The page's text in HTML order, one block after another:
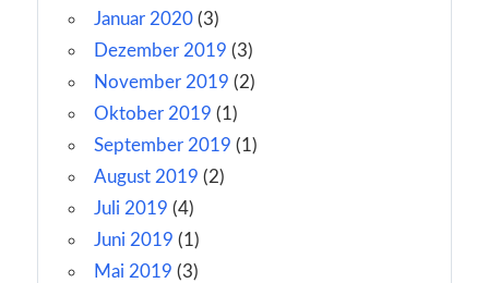
Januar 2020 (3)
Dezember 2019 (3)
November 2019 (2)
Oktober 2019 (1)
September 2019 (1)
August 2019 (2)
Juli 2019 (4)
Juni 2019 (1)
Mai 2019 (3)